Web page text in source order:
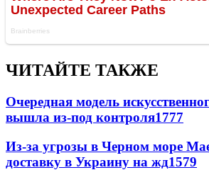
ЧИТАЙТЕ ТАКЖЕ
Очередная модель
вышла из-под контроля1777
Из-за угрозы в Черном море
доставку в Украину на жд1579